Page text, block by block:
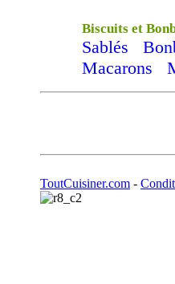
Biscuits et
Sablés
Macarons
ToutCuisiner.com -